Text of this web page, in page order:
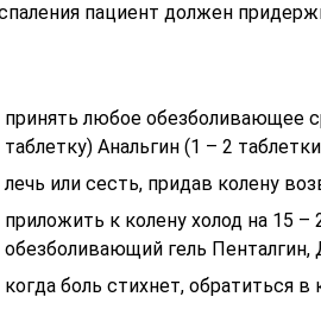
пациент должен
принять любое обезболивающее
таблетку) Анальгин (1 – 2
лечь или сесть, придав колену
приложить к колену холод на 15 –
обезболивающий гель Пенталгин,
когда боль стихнет, обратиться